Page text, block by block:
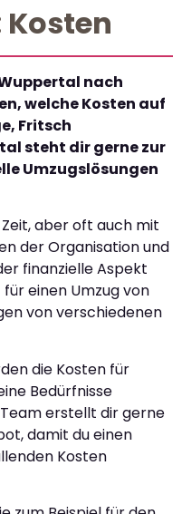
nach
welche Kosten auf
Fritsch
steht dir gerne zur
Umzugslösungen
aber oft auch mit
der Organisation und
finanzielle Aspekt
für einen Umzug von
von verschiedenen
die Kosten für
Bedürfnisse
erstellt dir gerne
damit du einen
Kosten